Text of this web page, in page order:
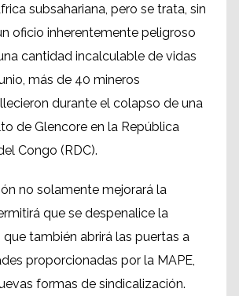
subsahariana, pero se trata, sin
oficio inherentemente peligroso
cantidad incalculable de vidas
más de 40 mineros
durante el colapso de una
de Glencore en la República
Congo (RDC).
no solamente mejorará la
que se despenalice la
también abrirá las puertas a
proporcionadas por la MAPE,
formas de sindicalización.